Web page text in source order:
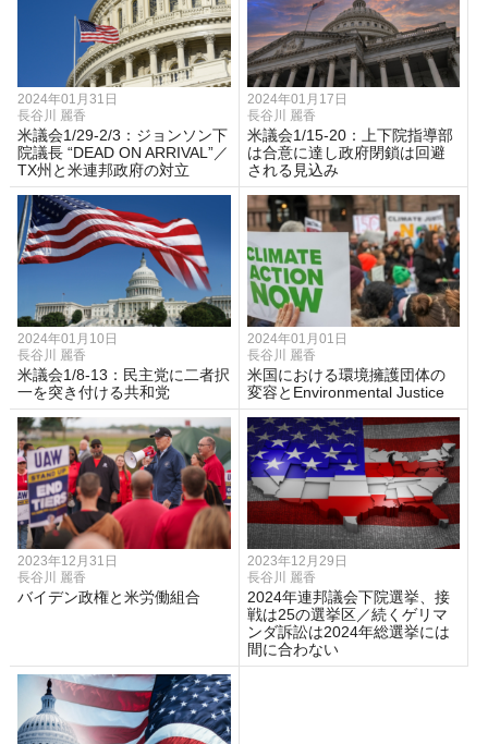
2024年01月31日
長谷川 麗香
米議会1/29-2/3：ジョンソン下
院議長 “DEAD ON ARRIVAL”／
TX州と米連邦政府の対立
2024年01月17日
長谷川 麗香
米議会1/15-20：上下院指導部
は合意に達し政府閉鎖は回避
される見込み
2024年01月10日
長谷川 麗香
米議会1/8-13：民主党に二者択
一を突き付ける共和党
2024年01月01日
長谷川 麗香
米国における環境擁護団体の
変容とEnvironmental Justice
2023年12月31日
長谷川 麗香
バイデン政権と米労働組合
2023年12月29日
長谷川 麗香
2024年連邦議会下院選挙、接
戦は25の選挙区／続くゲリマ
ンダ訴訟は2024年総選挙には
間に合わない